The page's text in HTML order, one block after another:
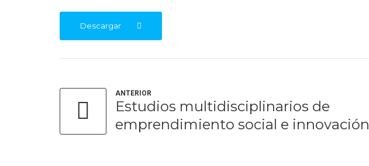
Descargar
ANTERIOR
Estudios multidisciplinarios de
emprendimiento social e innovación